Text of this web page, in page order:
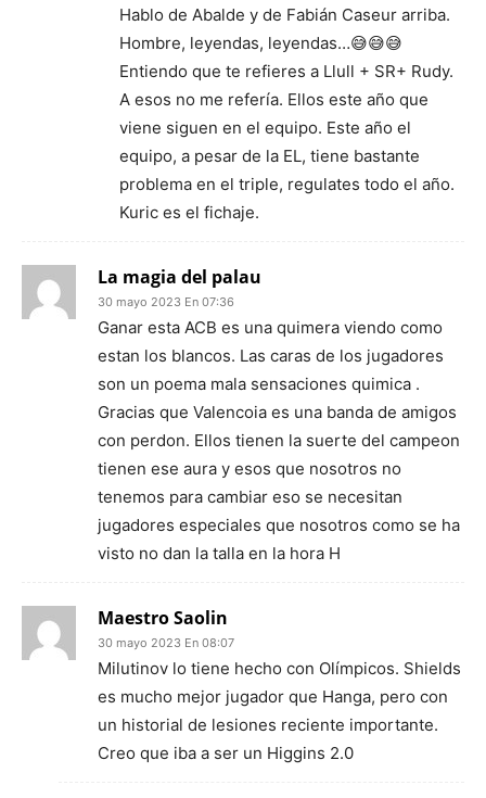
Hablo de Abalde y de Fabián Caseur arriba.
Hombre, leyendas, leyendas…😅😅😅
Entiendo que te refieres a Llull + SR+ Rudy.
A esos no me refería. Ellos este año que
viene siguen en el equipo. Este año el
equipo, a pesar de la EL, tiene bastante
problema en el triple, regulates todo el año.
Kuric es el fichaje.
La magia del palau
30 mayo 2023 En 07:36
Ganar esta ACB es una quimera viendo como
estan los blancos. Las caras de los jugadores
son un poema mala sensaciones quimica .
Gracias que Valencoia es una banda de amigos
con perdon. Ellos tienen la suerte del campeon
tienen ese aura y esos que nosotros no
tenemos para cambiar eso se necesitan
jugadores especiales que nosotros como se ha
visto no dan la talla en la hora H
Maestro Saolin
30 mayo 2023 En 08:07
Milutinov lo tiene hecho con Olímpicos. Shields
es mucho mejor jugador que Hanga, pero con
un historial de lesiones reciente importante.
Creo que iba a ser un Higgins 2.0